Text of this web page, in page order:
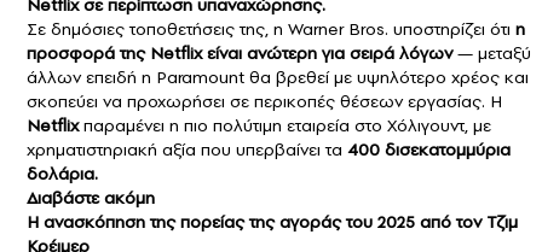
Netflix σε περίπτωση υπαναχώρησης.
Σε δημόσιες τοποθετήσεις της, η Warner Bros. υποστηρίζει ότι η
προσφορά της Netflix είναι ανώτερη για σειρά λόγων— μεταξύ
άλλων επειδή η Paramount θα βρεθεί με υψηλότερο χρέος και
σκοπεύει να προχωρήσει σε περικοπές θέσεων εργασίας. Η
Netflixπαραμένει η πιο πολύτιμη εταιρεία στο Χόλιγουντ, με
χρηματιστηριακή αξία που υπερβαίνει τα 400 δισεκατομμύρια
δολάρια.
Διαβάστε ακόμη
Η ανασκόπηση της πορείας της αγοράς του 2025 από τον Τζιμ
Κρέιμερ